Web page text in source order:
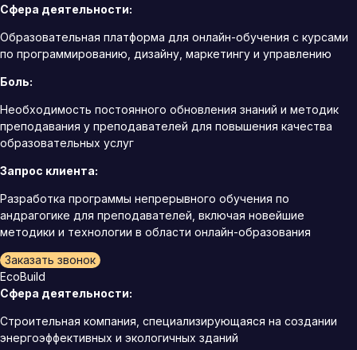
Сфера деятельности:
Образовательная платформа для онлайн-обучения с курсами
по программированию, дизайну, маркетингу и управлению
Боль:
Необходимость постоянного обновления знаний и методик
преподавания у преподавателей для повышения качества
образовательных услуг
Запрос клиента:
Разработка программы непрерывного обучения по
андрагогике для преподавателей, включая новейшие
методики и технологии в области онлайн-образования
Заказать звонок
EcoBuild
Сфера деятельности:
Строительная компания, специализирующаяся на создании
энергоэффективных и экологичных зданий